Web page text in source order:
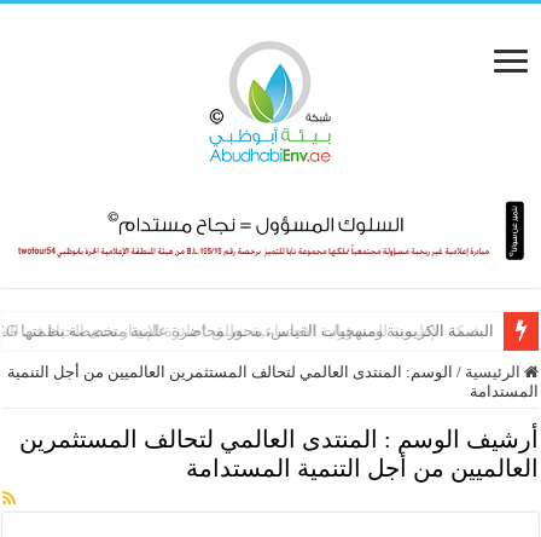
البصمة الكربونية ومنهجيات القياس، محور محاضرة علمية متخصصة نظمتها E.T.G
الشبكة الإقليمية للمسؤولية الاجتماعية تطلق “جائزة الإنجاز مدى الحياة في
الرئيسية / الوسم: المنتدى العالمي لتحالف المستثمرين العالميين من أجل التنمية
المستدامة
أرشيف الوسم : المنتدى العالمي لتحالف المستثمرين
العالميين من أجل التنمية المستدامة